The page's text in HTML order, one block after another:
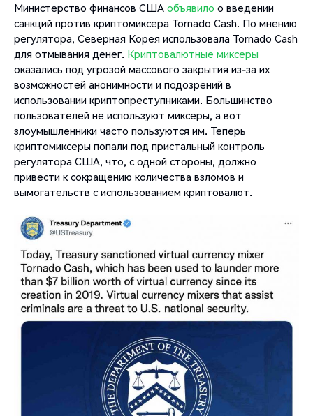
Министерство финансов США объявило о введении
санкций против криптомиксера Tornado Cash. По мнению
регулятора, Северная Корея использовала Tornado Cash
для отмывания денег. Криптовалютные миксеры
оказались под угрозой массового закрытия из-за их
возможностей анонимности и подозрений в
использовании криптопреступниками. Большинство
пользователей не используют миксеры, а вот
злоумышленники часто пользуются им. Теперь
криптомиксеры попали под пристальный контроль
регулятора США, что, с одной стороны, должно
привести к сокращению количества взломов и
вымогательств с использованием криптовалют.